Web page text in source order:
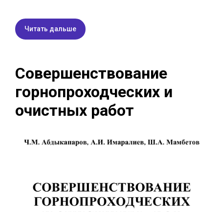
Читать дальше
Совершенствование
горнопроходческих и
очистных работ